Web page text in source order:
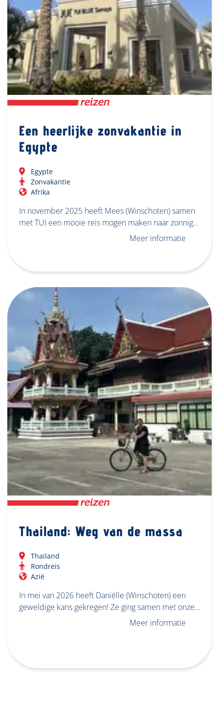
Een heerlijke zonvakantie in
Egypte
Egypte
Zonvakantie
Afrika
In november 2025 heeft Mees (Winschoten) samen
met TUI een mooie reis mogen maken naar zonnig…
Meer informatie
Thailand: Weg van de massa
Thailand
Rondreis
Azië
In mei van 2026 heeft Daniëlle (Winschoten) een
geweldige kans gekregen! Ze ging samen met onze…
Meer informatie